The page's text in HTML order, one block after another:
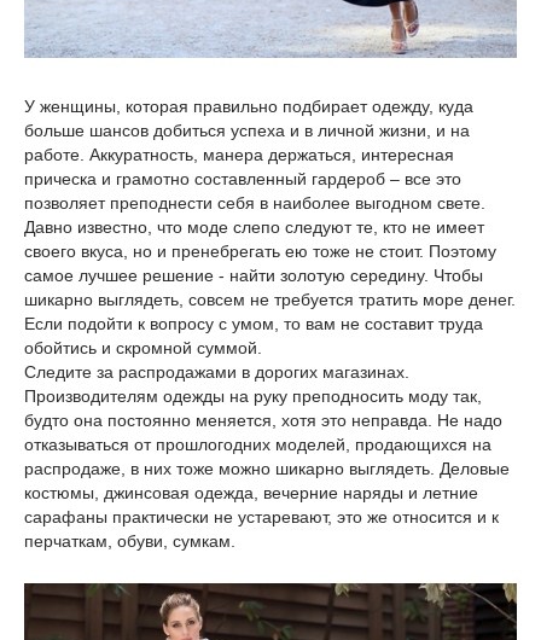
У женщины, которая правильно подбирает одежду, куда
больше шансов добиться успеха и в личной жизни, и на
работе. Аккуратность, манера держаться, интересная
прическа и грамотно составленный гардероб – все это
позволяет преподнести себя в наиболее выгодном свете.
Давно известно, что моде слепо следуют те, кто не имеет
своего вкуса, но и пренебрегать ею тоже не стоит. Поэтому
самое лучшее решение - найти золотую середину. Чтобы
шикарно выглядеть, совсем не требуется тратить море денег.
Если подойти к вопросу с умом, то вам не составит труда
обойтись и скромной суммой.
Следите за распродажами в дорогих магазинах.
Производителям одежды на руку преподносить моду так,
будто она постоянно меняется, хотя это неправда. Не надо
отказываться от прошлогодних моделей, продающихся на
распродаже, в них тоже можно шикарно выглядеть. Деловые
костюмы, джинсовая одежда, вечерние наряды и летние
сарафаны практически не устаревают, это же относится и к
перчаткам, обуви, сумкам.